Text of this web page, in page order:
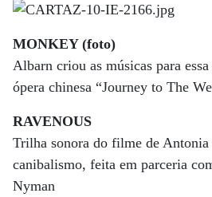
MONKEY (foto)
Albarn criou as músicas para
ópera chinesa “Journey to The
RAVENOUS
Trilha sonora do filme de
canibalismo, feita em parceria
Nyman